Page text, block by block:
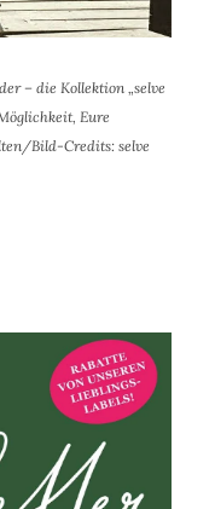
– die Kollektion „selve
Eure
Bild-Credits: selve